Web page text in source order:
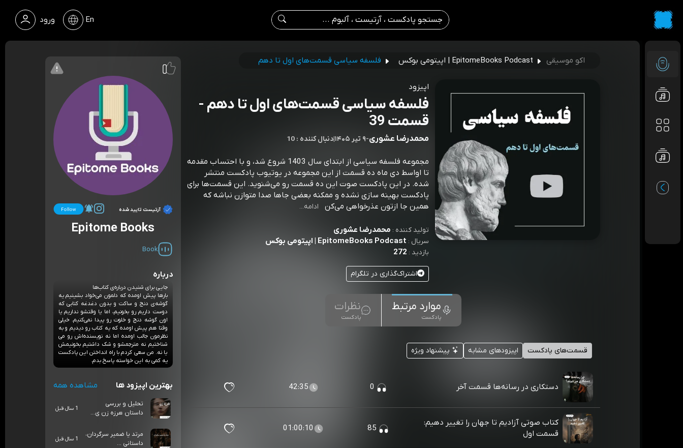
ورود En
اکو موسیقی EpitomeBooks Podcast | اپیتومی بوکس فلسفه سیاسی قسمت‌های اول تا دهم
اپیزود
فلسفه سیاسی قسمت‌های اول تا دهم -
قسمت 39
محمدرضا عشوری-۹ تیر ۱۴۰۵ |10 : دنبال کننده
مجموعه فلسفه سیاسی از ابتدای سال 1403 شروع شد، و با احتساب مقدمه
تا اواسط دی ماه ده قسمت از این مجموعه در یوتیوب پادکست منتشر
شده. در این پادکست صوت این ده قسمت رو می‌شنوید. این قسمت‌ها برای
پادکست بهینه سازی نشده و ممکنه بعضی جاها صدا متوازن نباشه که
همین جا ازتون عذرخواهی می‌کن
ادامه...
تولید کننده : محمدرضا عشوری
سریال : EpitomeBooks Podcast | اپیتومی بوکس
بازدید : 272
اشتراک‌گذاری در تلگرام
موارد مرتبط
پادکست
نظرات
پادکست
قسمت‌های پادکست اپیزودهای مشابه پیشنهاد ویژه
دستکاری در رسانه‌ها قسمت آخر 42:35
کتاب صوتی آزادیم تا جهان را تغییر دهیم:
قسمت اول
01:00:10
آرتیست تایید شده
Epitome Books
Book
درباره
جایی برای شنیدن درباره‌ی کتاب‌ها
بارها پیش اومده که دلمون می‌خواد بشینیم یه
گوشه‌ی دنج و ساکت و بدون دغدغه کتابی که
دوست داریم رو بخونیم، اما یا وقتشو نداریم یا
اون گوشه دنج و خلوت رو پیدا نمی‌کنیم. خیلی
وقتا هم پیش اومده که یه کتاب رو دیدیم و به
نظرمون جالب اومده اما نه نویسنده‌اش رو می
شناختیم نه مترجمشو و شک داشتیم بخونیمش
یا نه. من سعی کردم با راه انداختن این پادکست
یه کمی به این خواسته پاسخ بدم.
بهترین اپیزود ها مشاهده همه
تحلیل و بررسی
داستان هرزه زن ی...
1 سال قبل
مرتد یا ضمیر سرگردان،
داستانی ...
1 سال قبل